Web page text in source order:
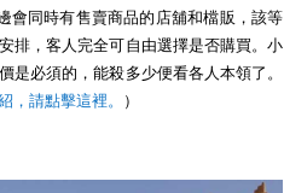
會同時有售賣商品的店舖和檔販，該等
排，客人完全可自由選擇是否購買。小
是必須的，能殺多少便看各人本領了。
，請點擊這裡。 ）